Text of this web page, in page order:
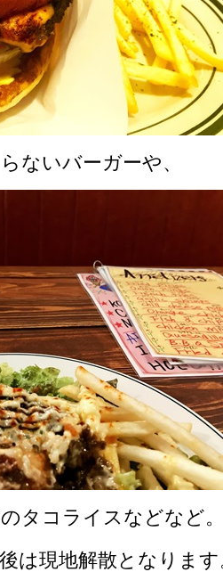
ないバーガーや、
タコライスなどなど
は現地解散となりま